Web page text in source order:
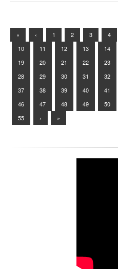
« ‹ 1 2 3 4
10
11 12 13 14
19
20 21 22 23
28
29 30 31 32
37
38 39 40 41
46
47 48 49 50
55
› »